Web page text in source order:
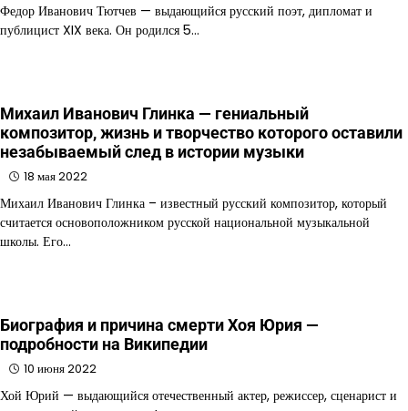
Федор Иванович Тютчев — выдающийся русский поэт, дипломат и
публицист XIX века. Он родился 5…
Михаил Иванович Глинка — гениальный
композитор, жизнь и творчество которого оставили
незабываемый след в истории музыки
18 мая 2022
Михаил Иванович Глинка – известный русский композитор, который
считается основоположником русской национальной музыкальной
школы. Его…
Биография и причина смерти Хоя Юрия —
подробности на Википедии
10 июня 2022
Хой Юрий — выдающийся отечественный актер, режиссер, сценарист и